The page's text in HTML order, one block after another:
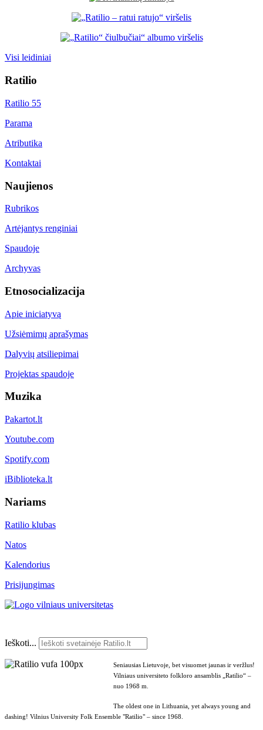
Visi leidiniai
Ratilio
Ratilio 55
Parama
Atributika
Kontaktai
Naujienos
Rubrikos
Artėjantys renginiai
Spaudoje
Archyvas
Etnosocializacija
Apie iniciatyvą
Užsiėmimų aprašymas
Dalyvių atsiliepimai
Projektas spaudoje
Muzika
Pakartot.lt
Youtube.com
Spotify.com
iBiblioteka.lt
Nariams
Ratilio klubas
Natos
Kalendorius
Prisijungimas
Ieškoti...
Seniausias Lietuvoje, bet visuomet jaunas ir veržlus!
Vilniaus universiteto folkloro ansamblis „Ratilio“ –
nuo 1968 m.
The oldest one in Lithuania, yet always young and
dashing! Vilnius University Folk Ensemble "Ratilio" – since 1968.